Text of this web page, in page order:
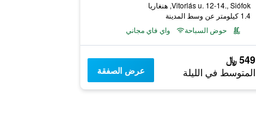
Vitorlás u. 12-14., Siófok, هنغاريا
1.4 كيلومتر عن وسط المدينة
حوض السباحة
واي فاي مجاني
549 ﷼
المتوسط في الليلة عرض الصفقة